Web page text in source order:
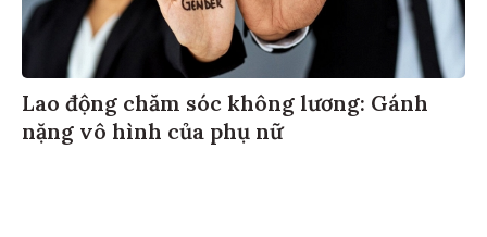
Lao động chăm sóc không lương: Gánh
nặng vô hình của phụ nữ